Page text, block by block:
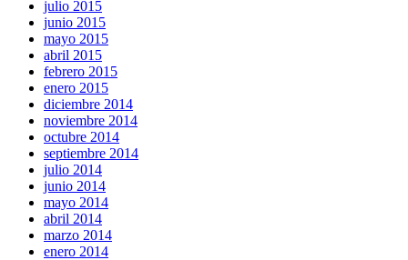
julio 2015
junio 2015
mayo 2015
abril 2015
febrero 2015
enero 2015
diciembre 2014
noviembre 2014
octubre 2014
septiembre 2014
julio 2014
junio 2014
mayo 2014
abril 2014
marzo 2014
enero 2014